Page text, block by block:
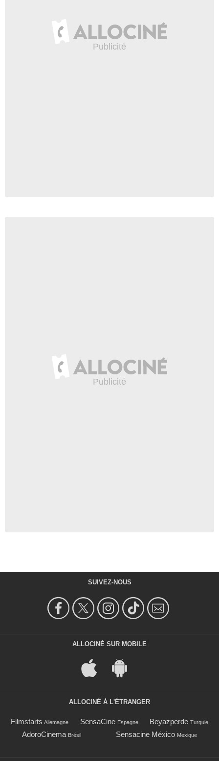
SUIVEZ-NOUS
ALLOCINÉ SUR MOBILE
ALLOCINÉ À L'ÉTRANGER
Filmstarts Allemagne SensaCine Espagne Beyazperde Turquie
AdoroCinema Brésil Sensacine México Mexique